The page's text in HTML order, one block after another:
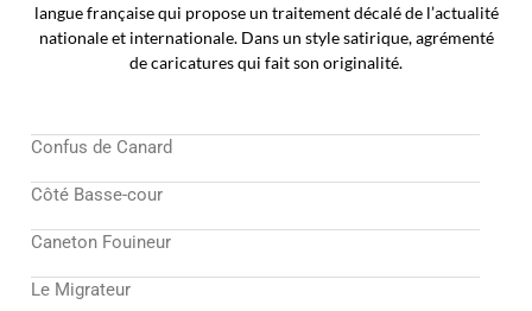
langue française qui propose un traitement décalé de l’actualité
nationale et internationale. Dans un style satirique, agrémenté
de caricatures qui fait son originalité.
Confus de Canard
Côté Basse-cour
Caneton Fouineur
Le Migrateur